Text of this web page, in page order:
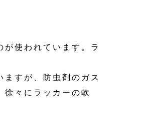
使われています。ラ
すが、防虫剤のガス
徐々にラッカーの軟